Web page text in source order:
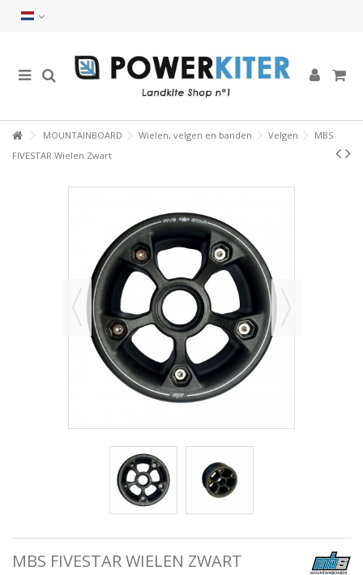
MOUNTAINBOARD Wielen, velgen en banden Velgen
MBS
FIVESTAR Wielen Zwart
MBS FIVESTAR WIELEN ZWART